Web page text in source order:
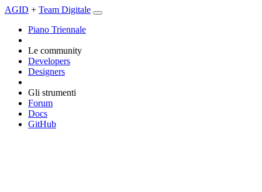
AGID + Team Digitale
Piano Triennale
Le community
Developers
Designers
Gli strumenti
Forum
Docs
GitHub